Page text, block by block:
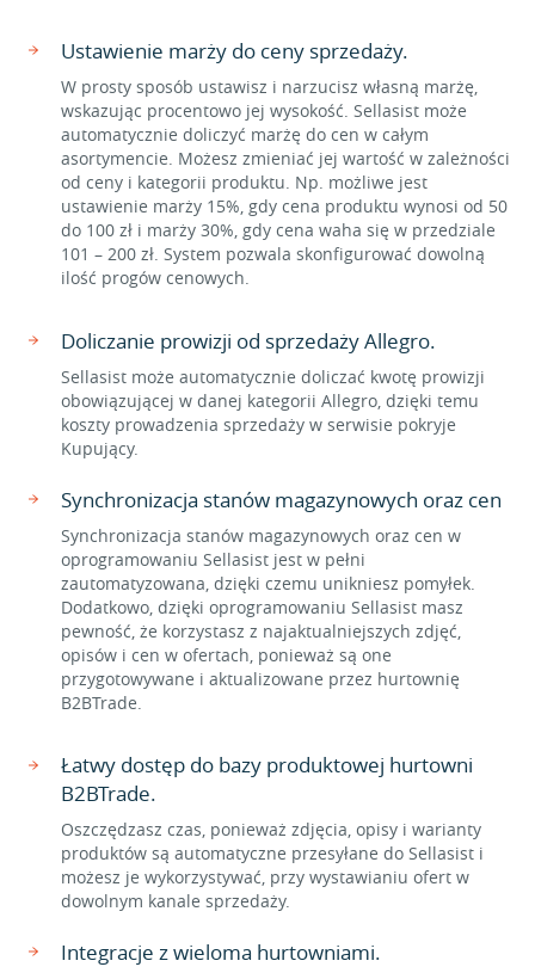
Ustawienie marży do ceny sprzedaży.
W prosty sposób ustawisz i narzucisz własną marżę,
wskazując procentowo jej wysokość. Sellasist może
automatycznie doliczyć marżę do cen w całym
asortymencie. Możesz zmieniać jej wartość w zależności
od ceny i kategorii produktu. Np. możliwe jest
ustawienie marży 15%, gdy cena produktu wynosi od 50
do 100 zł i marży 30%, gdy cena waha się w przedziale
101 – 200 zł. System pozwala skonfigurować dowolną
ilość progów cenowych.
Doliczanie prowizji od sprzedaży Allegro.
Sellasist może automatycznie doliczać kwotę prowizji
obowiązującej w danej kategorii Allegro, dzięki temu
koszty prowadzenia sprzedaży w serwisie pokryje
Kupujący.
Synchronizacja stanów magazynowych oraz cen
Synchronizacja stanów magazynowych oraz cen w
oprogramowaniu Sellasist jest w pełni
zautomatyzowana, dzięki czemu unikniesz pomyłek.
Dodatkowo, dzięki oprogramowaniu Sellasist masz
pewność, że korzystasz z najaktualniejszych zdjęć,
opisów i cen w ofertach, ponieważ są one
przygotowywane i aktualizowane przez hurtownię
B2BTrade.
Łatwy dostęp do bazy produktowej hurtowni
B2BTrade.
Oszczędzasz czas, ponieważ zdjęcia, opisy i warianty
produktów są automatyczne przesyłane do Sellasist i
możesz je wykorzystywać, przy wystawianiu ofert w
dowolnym kanale sprzedaży.
Integracje z wieloma hurtowniami.